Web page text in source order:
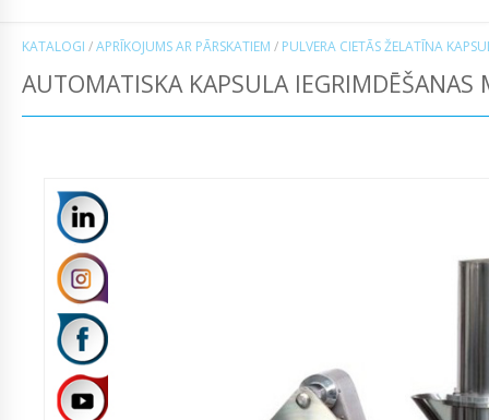
KATALOGI /APRĪKOJUMS AR PĀRSKATIEM / PULVERA CIETĀS ŽELATĪNA
AUTOMATISKA KAPSULA IEGRIMDĒŠANAS